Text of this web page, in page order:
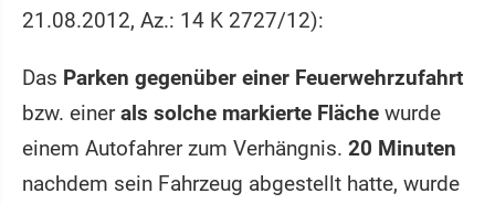
21.08.2012, Az.: 14 K 2727/12):
Das Parken gegenüber einer Feuerwehrzufahrt
bzw. einerals solche markierte Fläche wurde
einem Autofahrer zum Verhängnis. 20 Minuten
nachdem sein Fahrzeug abgestellt hatte, wurde